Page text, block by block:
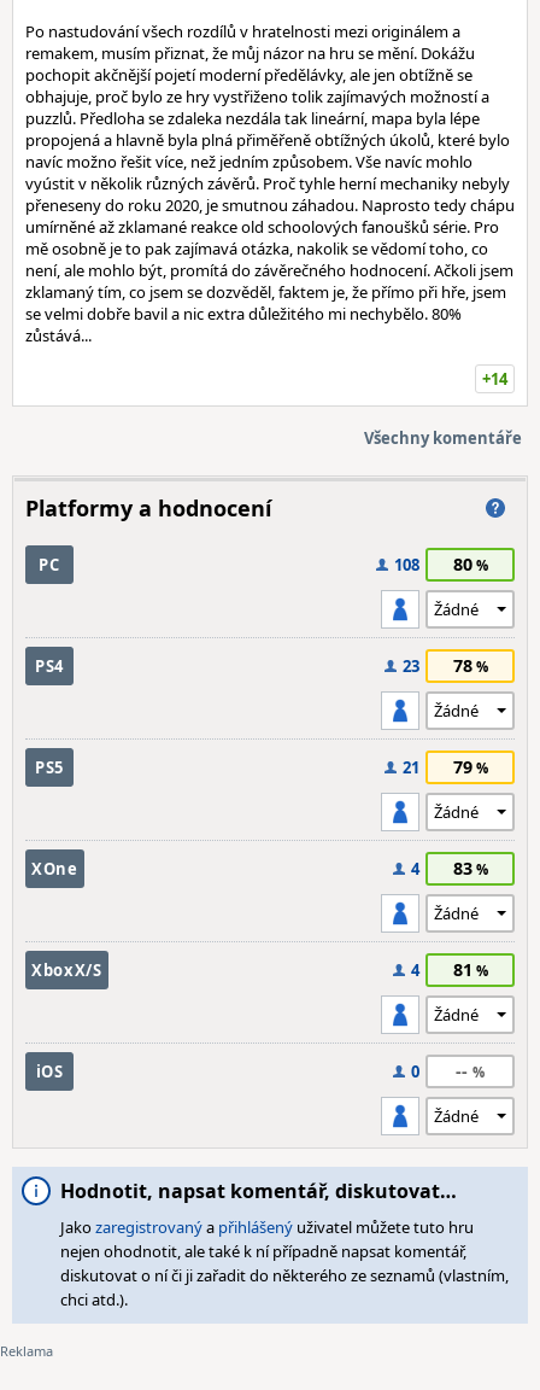
Po nastudování všech rozdílů v hratelnosti mezi originálem a
remakem, musím přiznat, že můj názor na hru se mění. Dokážu
pochopit akčnější pojetí moderní předělávky, ale jen obtížně se
obhajuje, proč bylo ze hry vystřiženo tolik zajímavých možností a
puzzlů. Předloha se zdaleka nezdála tak lineární, mapa byla lépe
propojená a hlavně byla plná přiměřeně obtížných úkolů, které bylo
navíc možno řešit více, než jedním způsobem. Vše navíc mohlo
vyústit v několik různých závěrů. Proč tyhle herní mechaniky nebyly
přeneseny do roku 2020, je smutnou záhadou. Naprosto tedy chápu
umírněné až zklamané reakce old schoolových fanoušků série. Pro
mě osobně je to pak zajímavá otázka, nakolik se vědomí toho, co
není, ale mohlo být, promítá do závěrečného hodnocení. Ačkoli jsem
zklamaný tím, co jsem se dozvěděl, faktem je, že přímo při hře, jsem
se velmi dobře bavil a nic extra důležitého mi nechybělo. 80%
zůstává...
+14
Všechny komentáře
Platformy a hodnocení
PC 108 80
PS4 23 78
PS5 21 79
XOne 4 83
XboxX/S 4 81
iOS 0 --
Hodnotit, napsat komentář, diskutovat…
Jakozaregistrovanýa přihlášený uživatel můžete tuto hru
nejen ohodnotit, ale také k ní případně napsat komentář,
diskutovat o ní či ji zařadit do některého ze seznamů (vlastním,
chci atd.).